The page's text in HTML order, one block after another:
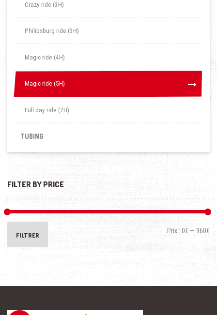
Crazy ride (3H)
Philipsburg ride (3H)
Magic ride (4H)
Magic ride (5H)
Magic ride (5H)
Full day ride (7H)
TUBING
FILTER BY PRICE
FILTRER
Prix : 0€ — 960€